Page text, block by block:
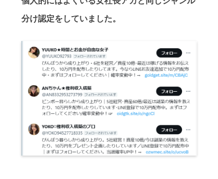
分け認定をしていました。